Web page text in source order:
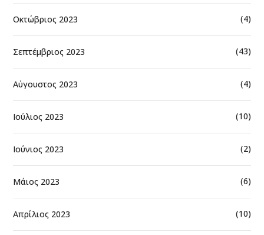
Οκτώβριος 2023 (4)
Σεπτέμβριος 2023 (43)
Αύγουστος 2023 (4)
Ιούλιος 2023 (10)
Ιούνιος 2023 (2)
Μάιος 2023 (6)
Απρίλιος 2023 (10)